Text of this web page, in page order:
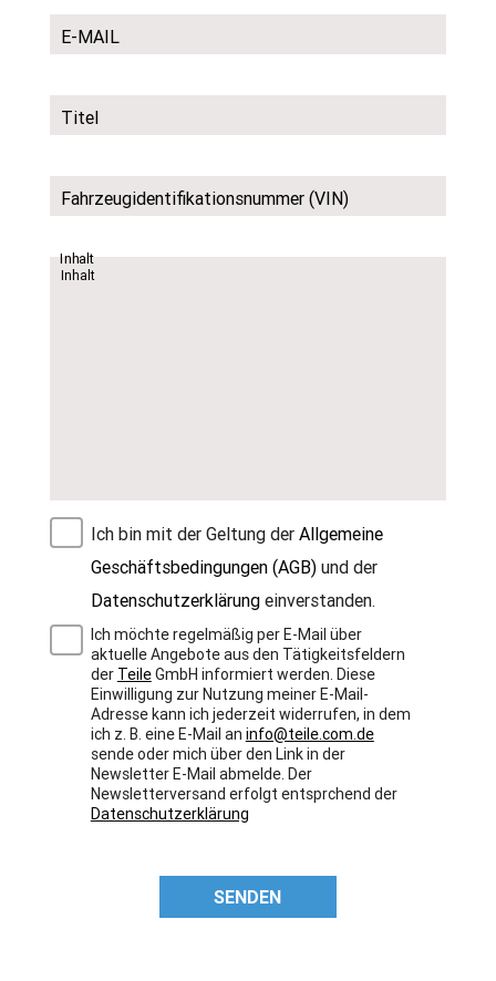
E-MAIL
Titel
Fahrzeugidentifikationsnummer (VIN)
Inhalt
Ich bin mit der Geltung der Allgemeine
Geschäftsbedingungen (AGB)und der
Datenschutzerklärungeinverstanden.
Ich möchte regelmäßig per E-Mail über
aktuelle Angebote aus den Tätigkeitsfeldern
der TeileGmbH informiert werden. Diese
Einwilligung zur Nutzung meiner E-Mail-
Adresse kann ich jederzeit widerrufen, in dem
ich z. B. eine E-Mail an info@teile.com.de
sende oder mich über den Link in der
Newsletter E-Mail abmelde. Der
Newsletterversand erfolgt entsprchend der
Datenschutzerklärung
SENDEN